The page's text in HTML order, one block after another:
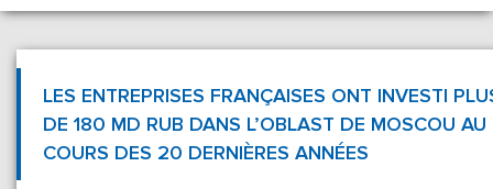
LES ENTREPRISES FRANÇAISES ONT INVESTI
DE 180 MD RUB DANS L’OBLAST DE MOSCOU AU
COURS DES 20 DERNIÈRES ANNÉES